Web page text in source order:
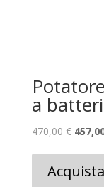
a
470,00€ Il
era:
Acquista